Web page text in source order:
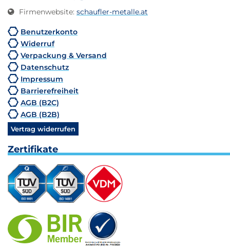
Firmenwebsite: schaufler-metalle.at
Benutzerkonto
Widerruf
Verpackung & Versand
Datenschutz
Impressum
Barrierefreiheit
AGB (B2C)
AGB (B2B)
Vertrag widerrufen
Zertifikate